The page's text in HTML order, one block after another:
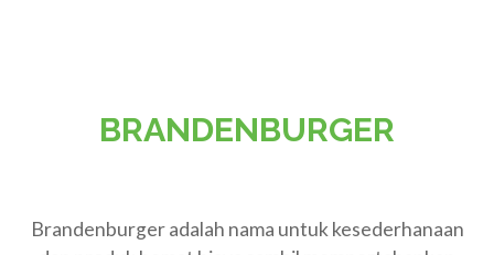
BRANDENBURGER
Brandenburger adalah nama untuk kesederhanaan